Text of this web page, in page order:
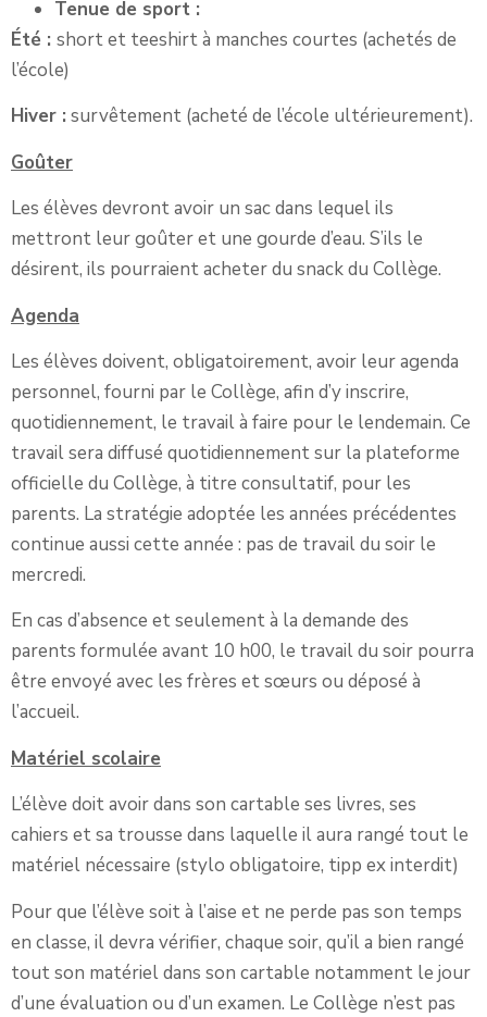
Tenue de sport :
Été : short et teeshirt à manches courtes (achetés de
l’école)
Hiver : survêtement (acheté de l’école ultérieurement).
Goûter
Les élèves devront avoir un sac dans lequel ils
mettront leur goûter et une gourde d’eau. S’ils le
désirent, ils pourraient acheter du snack du Collège.
Agenda
Les élèves doivent, obligatoirement, avoir leur agenda
personnel, fourni par le Collège, afin d’y inscrire,
quotidiennement, le travail à faire pour le lendemain. Ce
travail sera diffusé quotidiennement sur la plateforme
officielle du Collège, à titre consultatif, pour les
parents. La stratégie adoptée les années précédentes
continue aussi cette année : pas de travail du soir le
mercredi.
En cas d’absence et seulement à la demande des
parents formulée avant 10 h00, le travail du soir pourra
être envoyé avec les frères et sœurs ou déposé à
l’accueil.
Matériel scolaire
L’élève doit avoir dans son cartable ses livres, ses
cahiers et sa trousse dans laquelle il aura rangé tout le
matériel nécessaire (stylo obligatoire, tipp ex interdit)
Pour que l’élève soit à l’aise et ne perde pas son temps
en classe, il devra vérifier, chaque soir, qu’il a bien rangé
tout son matériel dans son cartable notamment le jour
d’une évaluation ou d’un examen. Le Collège n’est pas